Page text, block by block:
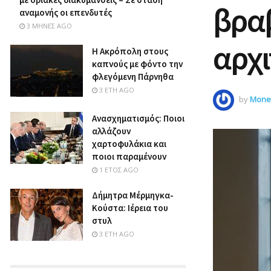
by
αναμονής οι επενδυτές
3 ΜΉΝΕΣ AGO
Η Ακρόπολη στους
καπνούς με φόντο την
φλεγόμενη Πάρνηθα
3 ΈΤΗ AGO
Ανασχηματισμός: Ποιοι
αλλάζουν
χαρτοφυλάκια και
ποιοι παραμένουν
1 ΈΤΟΣ AGO
Δήμητρα Μέρμηγκα-
Κούστα: Ιέρεια του
στυλ
3 ΈΤΗ AGO